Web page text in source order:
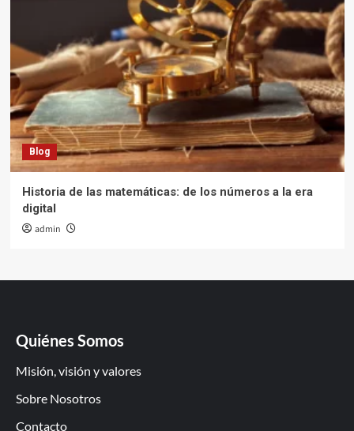
Blog
Historia de las matemáticas: de los números a la era
digital
admin
Quiénes Somos
Misión, visión y valores
Sobre Nosotros
Contacto